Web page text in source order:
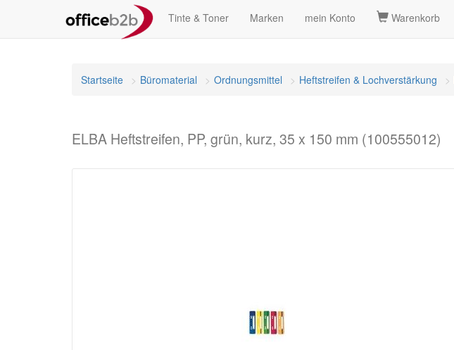
Tinte & Toner Marken mein Konto Warenkorb
Startseite Büromaterial Ordnungsmittel Heftstreifen & Lochverstärkung
ELBA Heftstreifen, PP, grün, kurz, 35 x 150 mm (100555012)